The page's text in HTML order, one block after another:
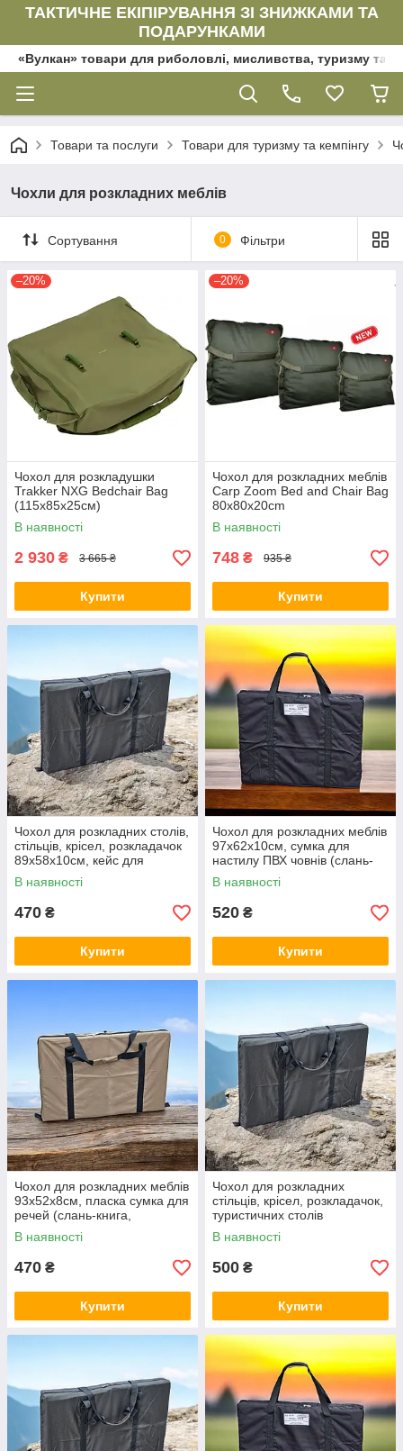
ТАКТИЧНЕ ЕКІПІРУВАННЯ ЗІ ЗНИЖКАМИ ТА
ПОДАРУНКАМИ
«Вулкан» товари для риболовлі, мисливства, туризму та
Товари та послуги Товари для туризму та кемпінгу
Чохли для розкладних меблів
Сортування 0 Фільтри
–20%
Чохол для розкладушки
Trakker NXG Bedchair Bag
(115x85x25см)
В наявності
2 930 ₴ 3 665 ₴
Купити
–20%
Чохол для розкладних меблів
Carp Zoom Bed and Chair Bag
80x80x20cm
В наявності
748 ₴ 935 ₴
Купити
Чохол для розкладних столів,
стільців, крісел, розкладачок
89х58х10см, кейс для
збереження та
транспортування складних
В наявності
470 ₴
Купити
Чохол для розкладних меблів
97х62х10см, сумка для
настилу ПВХ човнів (слань-
книгаа)
В наявності
520 ₴
Купити
Чохол для розкладних меблів
93х52х8см, пласка сумка для
речей (слань-книга,
розкладні меблі тощо)
В наявності
470 ₴
Купити
Чохол для розкладних
стільців, крісел, розкладачок,
туристичних столів
100х60х10см
В наявності
500 ₴
Купити